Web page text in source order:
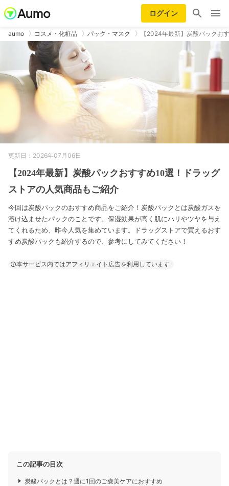
ログイン
aumo コスメ・化粧品 パック・マスク 【2024年最新】炭酸パックお
更新日：2026年07月06日
【2024年最新】炭酸パックおすすめ10選！ドラッグ
ストアの人気商品もご紹介
今回は炭酸パックのおすすめ商品をご紹介！炭酸パックとは炭酸ガスを
溶け込ませたパックのことです。保湿効果が高く肌にハリやツヤを与え
てくれるため、昨今人気を集めています。ドラッグストアで買えるおす
すめ炭酸パックも紹介するので、参考にしてみてください！
本サービス内ではアフィリエイト広告を利用しています
この記事の目次
炭酸パックとは？週に1回のご褒美ケアにおすすめ